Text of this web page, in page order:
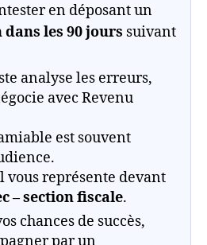
en déposant un
les 90 jours suivant
analyse les erreurs,
avec Revenu
est souvent
vous représente devant
– section fiscale.
chances de succès,
par un